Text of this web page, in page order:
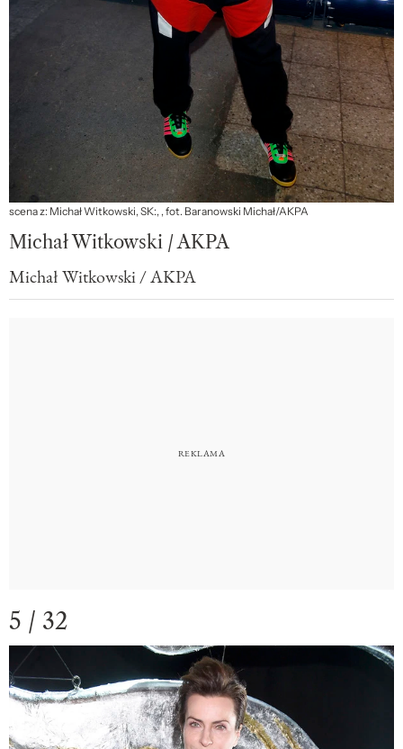
scena z: Michał Witkowski, SK:, , fot. Baranowski Michał/AKPA
Michał Witkowski / AKPA
Michał Witkowski / AKPA
5 / 32